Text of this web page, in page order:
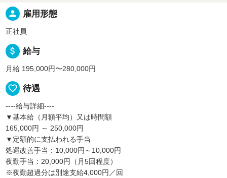
person 雇用形態
正社員
attach_money 給与
月給 195,000円〜280,000円
favorite_border 待遇
----給与詳細----
▼基本給（月額平均）又は時間額
165,000円 ～ 250,000円
▼定額的に支払われる手当
処遇改善手当：10,000円～10,000円
夜勤手当：20,000円（月5回程度）
※夜勤超過分は別途支給4,000円／回